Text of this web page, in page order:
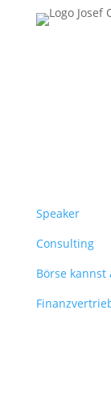
Speaker
Consulting
Börse